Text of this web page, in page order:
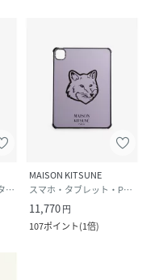
グラス・マグカップ・タンブラー
MAISON KITSUNE
スマホ・タブレット・PCケース/カバー
11,770円
107ポイント(1倍)